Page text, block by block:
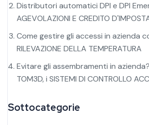
Distributori automatici DPI e DPI
AGEVOLAZIONI E CREDITO
Come gestire gli accessi in azienda
RILEVAZIONE DELLA TEMPERATURA
Evitare gli assembramenti in
TOM3D, i SISTEMI DI CONTROLLO
Sottocategorie